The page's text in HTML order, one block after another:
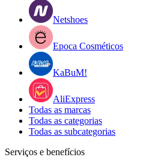
Netshoes
Epoca Cosméticos
KaBuM!
AliExpress
Todas as marcas
Todas as categorias
Todas as subcategorias
Serviços e benefícios